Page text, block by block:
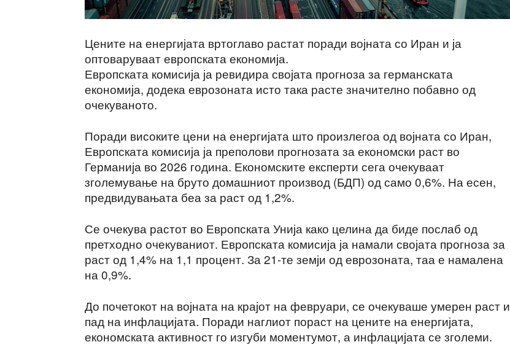
Цените на енергијата вртоглаво растат поради војната со Иран и ја
оптоваруваат европската економија.
Европската комисија ја ревидира својата прогноза за германската
економија, додека еврозоната исто така расте значително побавно од
очекуваното.
Поради високите цени на енергијата што произлегоа од војната со Иран,
Европската комисија ја преполови прогнозата за економски раст во
Германија во 2026 година. Економските експерти сега очекуваат
зголемување на бруто домашниот производ (БДП) од само 0,6%. На есен,
предвидувањата беа за раст од 1,2%.
Се очекува растот во Европската Унија како целина да биде послаб од
претходно очекуваниот. Европската комисија ја намали својата прогноза за
раст од 1,4% на 1,1 процент. За 21-те земји од еврозоната, таа е намалена
на 0,9%.
До почетокот на војната на крајот на февруари, се очекуваше умерен раст и
пад на инфлацијата. Поради наглиот пораст на цените на енергијата,
економската активност го изгуби моментумот, а инфлацијата се зголеми.